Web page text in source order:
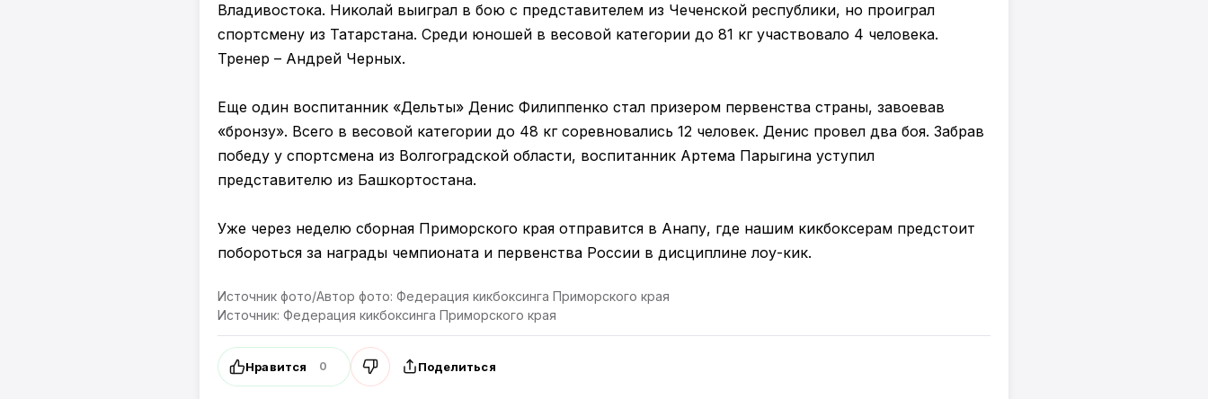
Владивостока. Николай выиграл в бою с представителем из Чеченской республики, но проиграл
спортсмену из Татарстана. Среди юношей в весовой категории до 81 кг участвовало 4 человека.
Тренер – Андрей Черных.
Еще один воспитанник «Дельты» Денис Филиппенко стал призером первенства страны, завоевав
«бронзу». Всего в весовой категории до 48 кг соревновались 12 человек. Денис провел два боя. Забрав
победу у спортсмена из Волгоградской области, воспитанник Артема Парыгина уступил
представителю из Башкортостана.
Уже через неделю сборная Приморского края отправится в Анапу, где нашим кикбоксерам предстоит
побороться за награды чемпионата и первенства России в дисциплине лоу-кик.
Источник фото/Автор фото: Федерация кикбоксинга Приморского края
Источник: Федерация кикбоксинга Приморского края
Нравится 0 Поделиться